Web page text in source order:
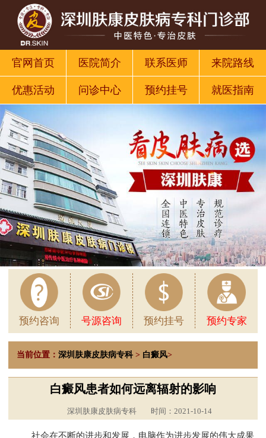
官网首页 医院简介 联系医师 来院路线
优惠活动 问诊中心 预约挂号 就医指南
预约咨询 号源咨询 预约挂号 预约专家
当前位置： 深圳肤康皮肤病专科 > 白癜风>
白癜风患者如何远离辐射的影响
深圳肤康皮肤病专科 时间：2021-10-14
社会在不断的进步和发展，电脑作为进步发展的伟大成果